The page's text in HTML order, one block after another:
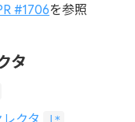
#1706を参照
タ